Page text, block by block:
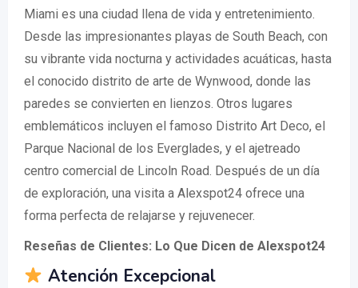
Miami es una ciudad llena de vida y entretenimiento.
Desde las impresionantes playas de South Beach, con
su vibrante vida nocturna y actividades acuáticas, hasta
el conocido distrito de arte de Wynwood, donde las
paredes se convierten en lienzos. Otros lugares
emblemáticos incluyen el famoso Distrito Art Deco, el
Parque Nacional de los Everglades, y el ajetreado
centro comercial de Lincoln Road. Después de un día
de exploración, una visita a Alexspot24 ofrece una
forma perfecta de relajarse y rejuvenecer.
Reseñas de Clientes: Lo Que Dicen de Alexspot24
Atención Excepcional